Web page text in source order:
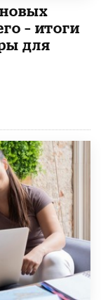
– итоги
для